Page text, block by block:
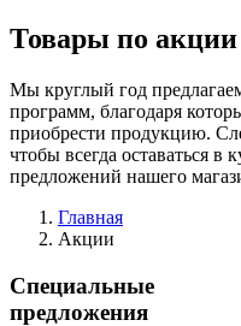
Товары по акции
Мы круглый год
программ, благодаря
приобрести продукцию.
чтобы всегда оставаться
предложений нашего
Главная
Акции
Специальные
предложения